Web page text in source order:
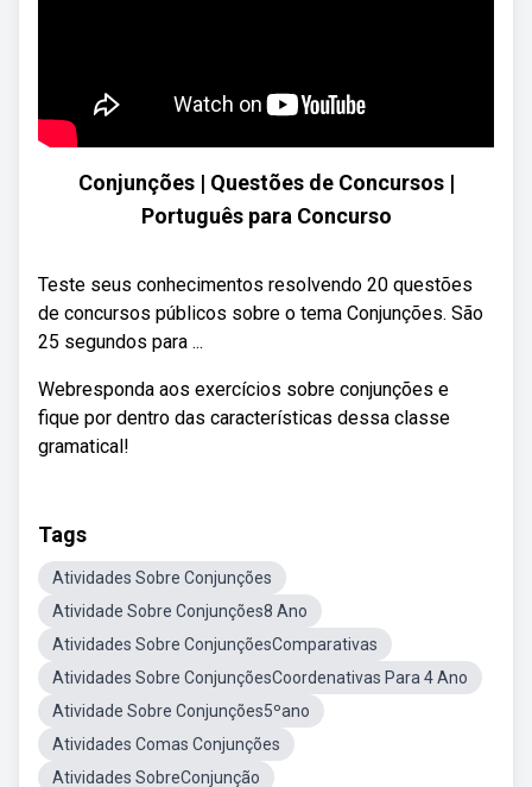
Conjunções | Questões de Concursos |
Português para Concurso
Teste seus conhecimentos resolvendo 20 questões
de concursos públicos sobre o tema Conjunções. São
25 segundos para ...
Webresponda aos exercícios sobre conjunções e
fique por dentro das características dessa classe
gramatical!
Tags
Atividades Sobre Conjunções
Atividade Sobre Conjunções8 Ano
Atividades Sobre ConjunçõesComparativas
Atividades Sobre ConjunçõesCoordenativas Para 4 Ano
Atividade Sobre Conjunções5ºano
Atividades Comas Conjunções
Atividades SobreConjunção